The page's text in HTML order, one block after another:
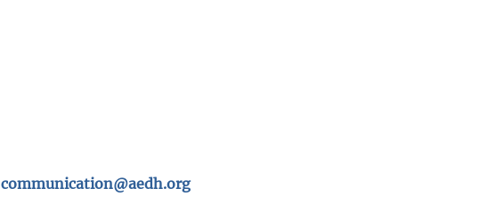
communication@aedh.org